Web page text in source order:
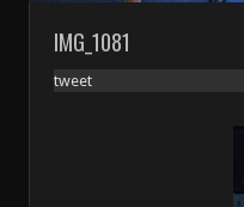
IMG_1081
tweet